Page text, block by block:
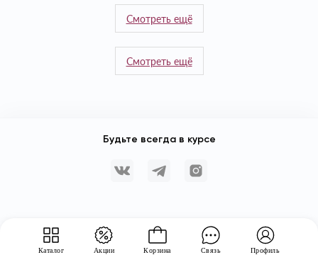
Каталог Акции Корзина Связь Профиль
Смотреть ещё
Смотреть ещё
Будьте всегда в курсе